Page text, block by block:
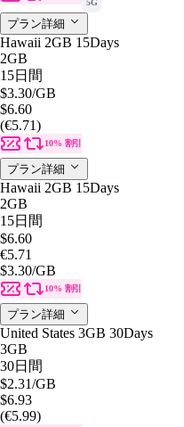
プラン詳細
Hawaii 2GB 15Days
2GB
15日間
$3.30/GB
$6.60
(€5.71)
10% 割引
プラン詳細
Hawaii 2GB 15Days
2GB
15日間
$6.60
€5.71
$3.30/GB
10% 割引
プラン詳細
United States 3GB 30Days
3GB
30日間
$2.31/GB
$6.93
(€5.99)